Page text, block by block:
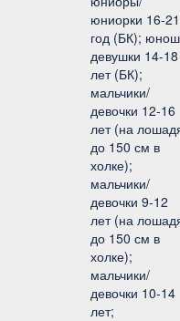
юниорки 16-21
год (БК);
девушки 14-18
лет (БК);
мальчики/
девочки 12-16
лет (на
до 150 см в
холке);
мальчики/
девочки 9-12
лет (на
до 150 см в
холке);
мальчики/
девочки 10-14
лет;